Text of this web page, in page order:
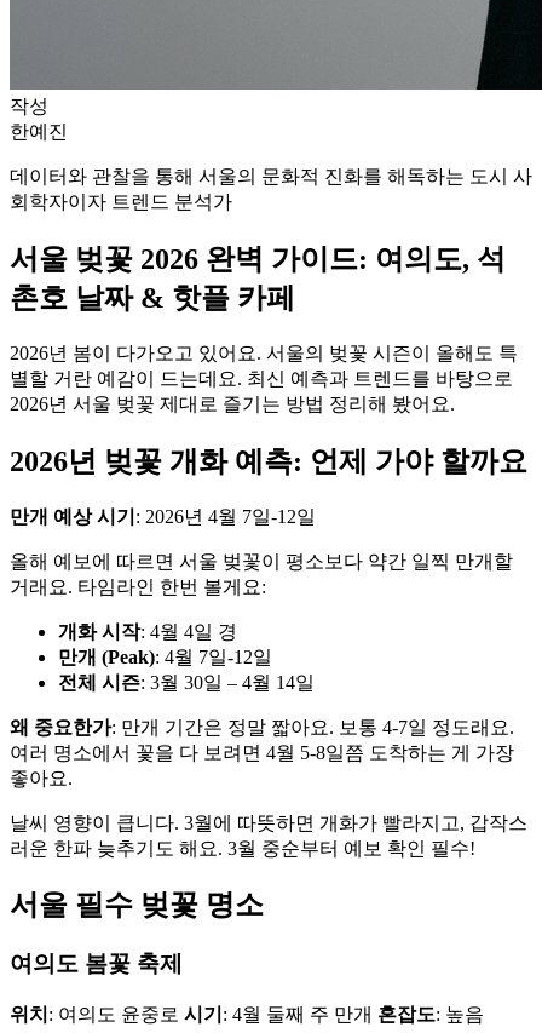
작성
한예진
데이터와 관찰을 통해 서울의 문화적 진화를 해독하는 도시 사
회학자이자 트렌드 분석가
서울 벚꽃 2026 완벽 가이드: 여의도, 석
촌호 날짜 & 핫플 카페
2026년 봄이 다가오고 있어요. 서울의 벚꽃 시즌이 올해도 특
별할 거란 예감이 드는데요. 최신 예측과 트렌드를 바탕으로
2026년 서울 벚꽃 제대로 즐기는 방법 정리해 봤어요.
2026년 벚꽃 개화 예측: 언제 가야 할까요
만개 예상 시기 : 2026년 4월 7일-12일
올해 예보에 따르면 서울 벚꽃이 평소보다 약간 일찍 만개할
거래요. 타임라인 한번 볼게요:
개화 시작: 4월 4일 경
만개 (Peak): 4월 7일-12일
전체 시즌: 3월 30일 – 4월 14일
왜 중요한가: 만개 기간은 정말 짧아요. 보통 4-7일 정도래요.
여러 명소에서 꽃을 다 보려면 4월 5-8일쯤 도착하는 게 가장
좋아요.
날씨 영향이 큽니다. 3월에 따뜻하면 개화가 빨라지고, 갑작스
러운 한파 늦추기도 해요. 3월 중순부터 예보 확인 필수!
서울 필수 벚꽃 명소
여의도 봄꽃 축제
위치 : 여의도 윤중로 시기 : 4월 둘째 주 만개 혼잡도: 높음